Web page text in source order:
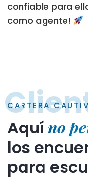
confiable para
como agente!
CARTERA
Aquí no
los
para